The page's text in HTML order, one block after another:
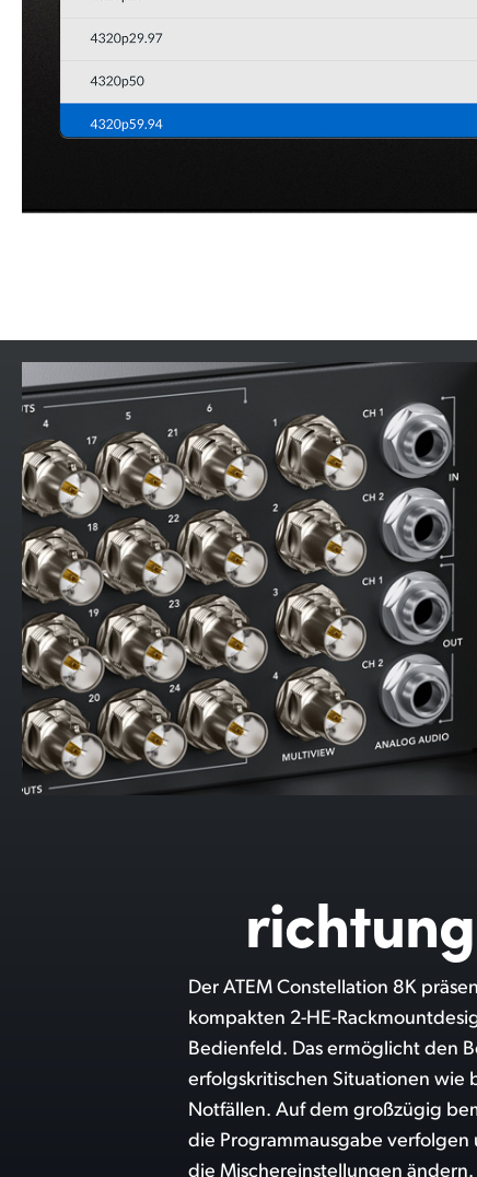
Der ATEM Constellation 8K
kompakten 2-HE-
Bedienfeld. Das ermöglicht den
erfolgskritischen Situationen wie
Notfällen. Auf dem großzügig
die Programmausgabe
die Mischereinstellungen
SDI-Eingänge, 24 x 12G-SDI-Aux-
für symmetrisches Audio, Ethernet
Dort findet man auch extra
internen Fairlight Audiomixer. Trotz
ATEM Constellation äußerst
innovativen, hocheffizienten